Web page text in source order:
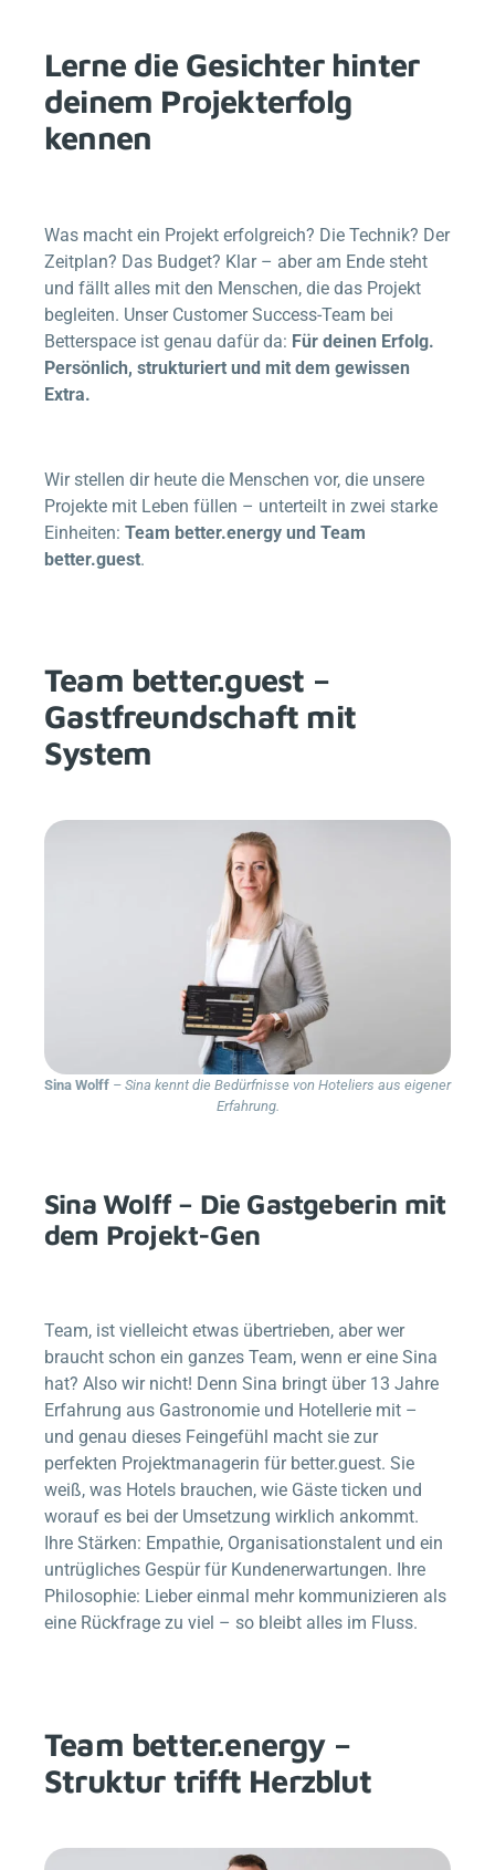
Lerne die Gesichter hinter
deinem Projekterfolg
kennen
Was macht ein Projekt erfolgreich? Die Technik? Der
Zeitplan? Das Budget? Klar – aber am Ende steht
und fällt alles mit den Menschen, die das Projekt
begleiten. Unser Customer Success-Team bei
Betterspace ist genau dafür da: Für deinen Erfolg.
Persönlich, strukturiert und mit dem gewissen
Extra.
Wir stellen dir heute die Menschen vor, die unsere
Projekte mit Leben füllen – unterteilt in zwei starke
Einheiten: Team better.energy und Team
better.guest.
Team better.guest –
Gastfreundschaft mit
System
Sina Wolff – Sina kennt die Bedürfnisse von Hoteliers aus eigener
Erfahrung.
Sina Wolff – Die Gastgeberin mit
dem Projekt-Gen
Team, ist vielleicht etwas übertrieben, aber wer
braucht schon ein ganzes Team, wenn er eine Sina
hat? Also wir nicht! Denn Sina bringt über 13 Jahre
Erfahrung aus Gastronomie und Hotellerie mit –
und genau dieses Feingefühl macht sie zur
perfekten Projektmanagerin für better.guest. Sie
weiß, was Hotels brauchen, wie Gäste ticken und
worauf es bei der Umsetzung wirklich ankommt.
Ihre Stärken: Empathie, Organisationstalent und ein
untrügliches Gespür für Kundenerwartungen. Ihre
Philosophie: Lieber einmal mehr kommunizieren als
eine Rückfrage zu viel – so bleibt alles im Fluss.
Team better.energy–
Struktur trifft Herzblut